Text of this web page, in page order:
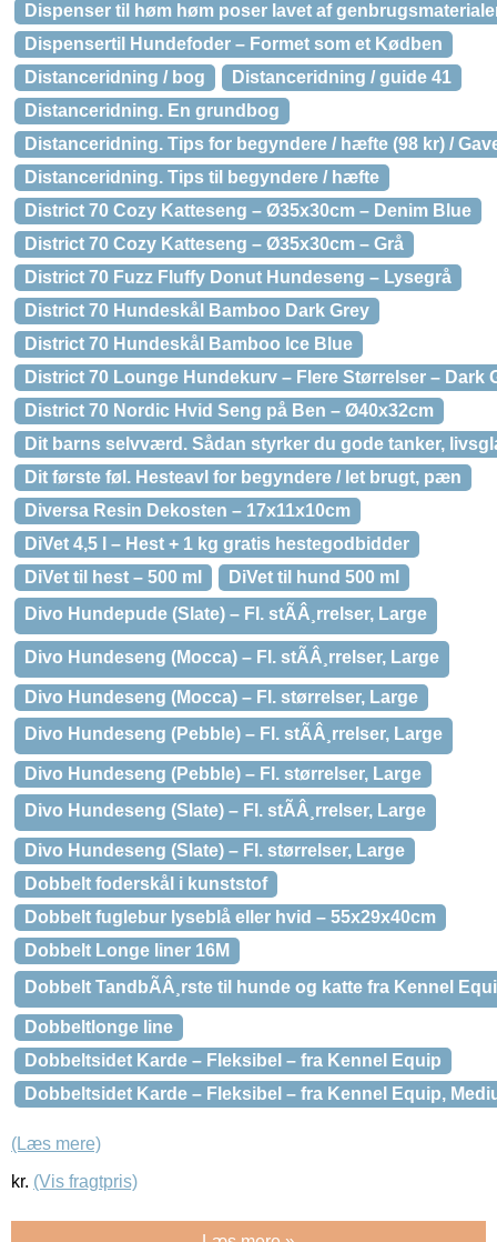
Dispenser til høm høm poser lavet af
Dispensertil Hundefoder – Formet som et Kødben
Distanceridning / bog
Distanceridning / guide 41
Distanceridning. En grundbog
Distanceridning. Tips for begyndere / hæfte (98 kr) /
Distanceridning. Tips til begyndere / hæfte
District 70 Cozy Katteseng – Ø35x30cm – Denim Blue
District 70 Cozy Katteseng – Ø35x30cm – Grå
District 70 Fuzz Fluffy Donut Hundeseng – Lysegrå
District 70 Hundeskål Bamboo Dark Grey
District 70 Hundeskål Bamboo Ice Blue
District 70 Lounge Hundekurv – Flere Størrelser – Dark
District 70 Nordic Hvid Seng på Ben – Ø40x32cm
Dit barns selvværd. Sådan styrker du gode tanker,
Dit første føl. Hesteavl for begyndere / let brugt, pæn
Diversa Resin Dekosten – 17x11x10cm
DiVet 4,5 l – Hest + 1 kg gratis hestegodbidder
DiVet til hest – 500 ml
DiVet til hund 500 ml
Divo Hundepude (Slate) – Fl. stÃÂ¸rrelser, Large
Divo Hundeseng (Mocca) – Fl. stÃÂ¸rrelser, Large
Divo Hundeseng (Mocca) – Fl. størrelser, Large
Divo Hundeseng (Pebble) – Fl. stÃÂ¸rrelser, Large
Divo Hundeseng (Pebble) – Fl. størrelser, Large
Divo Hundeseng (Slate) – Fl. stÃÂ¸rrelser, Large
Divo Hundeseng (Slate) – Fl. størrelser, Large
Dobbelt foderskål i kunststof
Dobbelt fuglebur lyseblå eller hvid – 55x29x40cm
Dobbelt Longe liner 16M
Dobbelt TandbÃÂ¸rste til hunde og katte fra Kennel
Dobbeltlonge line
Dobbeltsidet Karde – Fleksibel – fra Kennel Equip
Dobbeltsidet Karde – Fleksibel – fra Kennel Equip,
(Læs mere)
kr. (Vis fragtpris)